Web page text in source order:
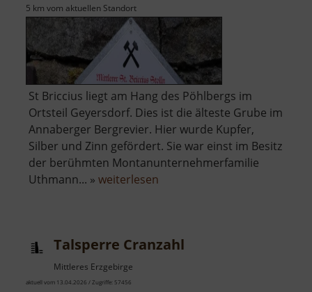
5 km vom aktuellen Standort
St Briccius liegt am Hang des Pöhlbergs im
Ortsteil Geyersdorf. Dies ist die älteste Grube im
Annaberger Bergrevier. Hier wurde Kupfer,
Silber und Zinn gefördert. Sie war einst im Besitz
der berühmten Montanunternehmerfamilie
Uthmann... » weiterlesen
Talsperre Cranzahl
Mittleres Erzgebirge
aktuell vom 13.04.2026 / Zugriffe: 57456